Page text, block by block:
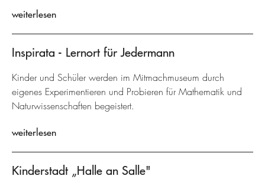
weiterlesen
Inspirata - Lernort für Jedermann
Kinder und Schüler werden im Mitmachmuseum durch
eigenes Experimentieren und Probieren für Mathematik und
Naturwissenschaften begeistert.
weiterlesen
Kinderstadt „Halle an Salle"